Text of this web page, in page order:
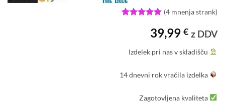
od 5 na
strank
(4 mnenja strank)
39,99 € z DDV
Izdelek pri nas v skladišču
14 dnevni rok vračila izdelka
Zagotovljena kvaliteta